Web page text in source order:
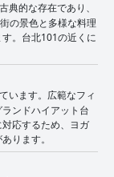
典的な存在であり、
の景色と多様な料理
。台北101の近くに
います。広範なフィ
ンドハイアット台
応するため、ヨガ
ります。